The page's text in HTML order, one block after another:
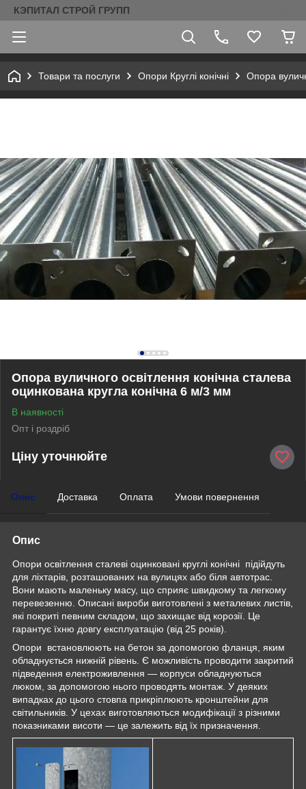
КЭПИТАЛ СТРОЙ ГРУПП
Товари та послуги Опори Круглі конічні Опора
Опора вуличного освітлення конічна сталева
оцинкована кругла конічна 6 м/3 мм
В наявності
Опт і роздріб
Ціну уточнюйте
Опис Доставка Оплата Умови повернення
Опис
Опори освітлення сталеві оцинковані круглі конічні підійдуть
для ліхтарів, розташованих на вулицях або біля автотрас.
Вони мають маленьку масу, що сприяє швидкому та легкому
перевезенню. Описані вироби виготовлені з металевих листів,
які покриті певним складом, що захищає від корозії. Це
гарантує їхню довгу експлуатацію (від 25 років).
Опори встановлюють на бетон за допомогою фланця, яким
обладнується нижній рівень. Є можливість проводити закритий
підведення електроживлення — корпуси обладнуються
люком, за допомогою нього проводять монтаж. У деяких
випадках до цього стовпа прикріплюють кронштейни для
світильників. У цехах виготовляються модифікації з різними
показниками висоти — це залежить від їх призначення.